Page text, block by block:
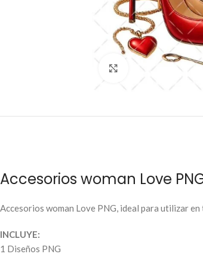
Click to enlarge
Accesorios woman Love
Accesorios woman Love PNG, ideal para utilizar
INCLUYE:
1 Diseños PNG